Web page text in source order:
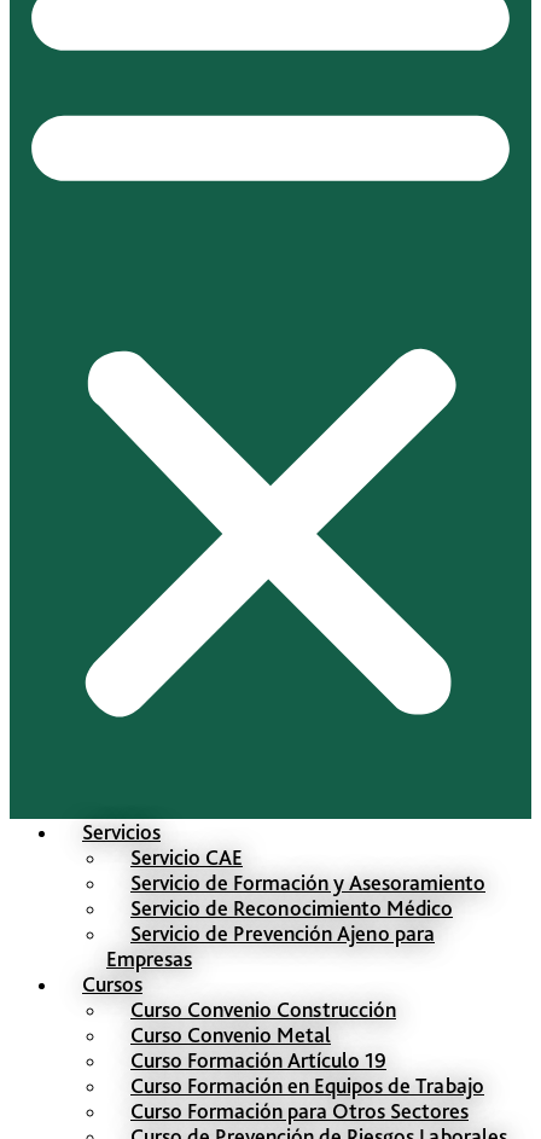
Servicios
Servicio CAE
Servicio de Formación y Asesoramiento
Servicio de Reconocimiento Médico
Servicio de Prevención Ajeno para
Empresas
Cursos
Curso Convenio Construcción
Curso Convenio Metal
Curso Formación Artículo 19
Curso Formación en Equipos de Trabajo
Curso Formación para Otros Sectores